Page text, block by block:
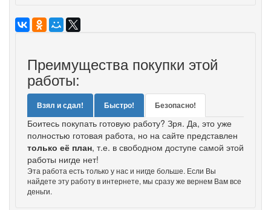
Преимущества покупки этой
работы:
Взял и сдал! Быстро! Безопасно!
Боитесь покупать готовую работу? Зря. Да, это уже
полностью готовая работа, но на сайте представлен
только её план, т.е. в свободном доступе самой этой
работы нигде нет!
Эта работа есть только у нас и нигде больше. Если Вы
найдете эту работу в интернете, мы сразу же вернем Вам все
деньги.